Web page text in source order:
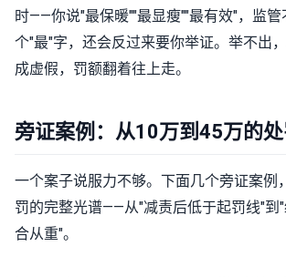
时——你说"最保暖""最显瘦""最有效"，监管
个"最"字，还会反过来要你举证。举不出
成虚假，罚额翻着往上走。
旁证案例：从10万到45万的
一个案子说服力不够。下面几个旁证案例
罚的完整光谱——从"减责后低于起罚线"到
合从重"。